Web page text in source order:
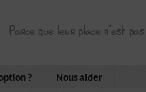
Parce que leur place n’est
? Nous aider